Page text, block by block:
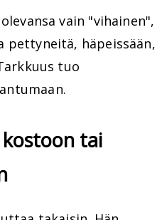
vain "vihainen",
pettyneitä, häpeissään,
tuo
tai